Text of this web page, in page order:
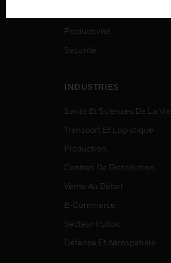
Productivité
Sécurité
INDUSTRIES
Santé Et Sciences De La Vie
Transport Et Logistique
Production
Centres De Distribution
Vente Au Détail
E-Commerce
Secteur Public
Défense Et Aérospatiale